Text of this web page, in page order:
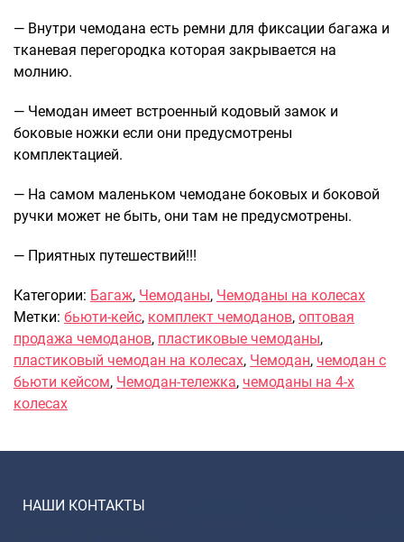
Пеналы для школы
— Внутри чемодана есть ремни для фиксации багажа и
тканевая перегородка которая закрывается на
молнию.
— Чемодан имеет встроенный кодовый замок и
боковые ножки если они предусмотрены
комплектацией.
— На самом маленьком чемодане боковых и боковой
ручки может не быть, они там не предусмотрены.
— Приятных путешествий!!!
Категории: Багаж, Чемоданы, Чемоданы на колесах
Метки: бьюти-кейс, комплект чемоданов, оптовая
продажа чемоданов, пластиковые чемоданы,
пластиковый чемодан на колесах, Чемодан, чемодан с
бьюти кейсом, Чемодан-тележка, чемоданы на 4-х
колесах
НАШИ КОНТАКТЫ